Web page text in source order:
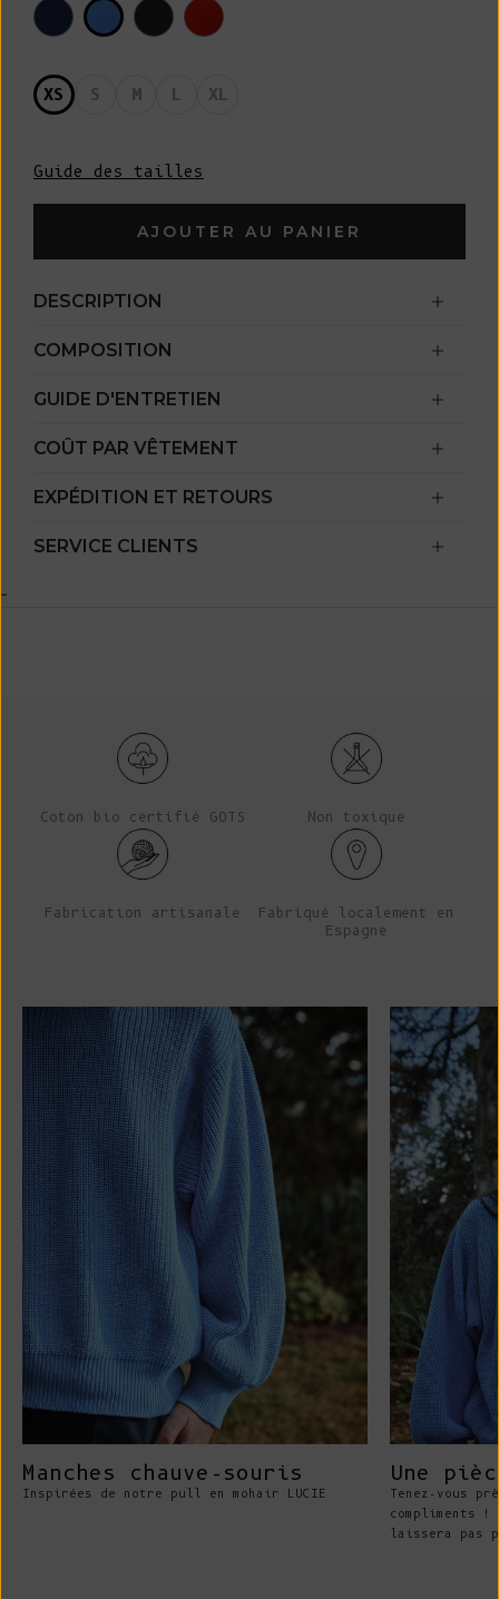
XS S M L XL
Guide des tailles
AJOUTER AU PANIER
DESCRIPTION
COMPOSITION
GUIDE D'ENTRETIEN
COÛT PAR VÊTEMENT
EXPÉDITION ET RETOURS
SERVICE CLIENTS
-
Coton bio certifié GOTS Non toxique
Fabrication artisanale
Fabriqué localement en
Espagne
Manches chauve-souris
Inspirées de notre pull en mohair LUCIE
Une
Tenez-vous
compliments
laissera pas